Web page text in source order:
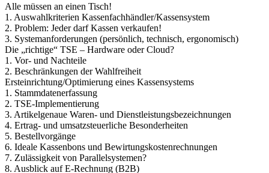
Alle müssen an einen Tisch!
1. Auswahlkriterien Kassenfachhändler/Kassensystem
2. Problem: Jeder darf Kassen verkaufen!
3. Systemanforderungen (persönlich, technisch, ergonomisch)
Die „richtige“ TSE – Hardware oder Cloud?
1. Vor- und Nachteile
2. Beschränkungen der Wahlfreiheit
Ersteinrichtung/Optimierung eines Kassensystems
1. Stammdatenerfassung
2. TSE-Implementierung
3. Artikelgenaue Waren- und Dienstleistungsbezeichnungen
4. Ertrag- und umsatzsteuerliche Besonderheiten
5. Bestellvorgänge
6. Ideale Kassenbons und Bewirtungskostenrechnungen
7. Zulässigkeit von Parallelsystemen?
8. Ausblick auf E-Rechnung (B2B)